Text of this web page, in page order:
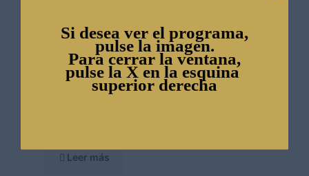
Leer más
Leer más
Si desea ver el programa,
pulse la imagen.
Para cerrar la ventana,
pulse la X en la esquina
superior derecha